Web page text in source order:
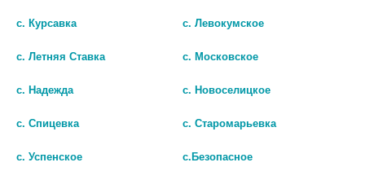
В КОРЗИНУ
416 руб.
с. Курсавка с. Левокумское
с. Летняя Ставка с. Московское
с. Надежда с. Новоселицкое
с. Спицевка с. Старомарьевка
с. Успенское с.Безопасное